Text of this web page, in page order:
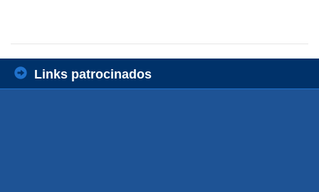
Links patrocinados